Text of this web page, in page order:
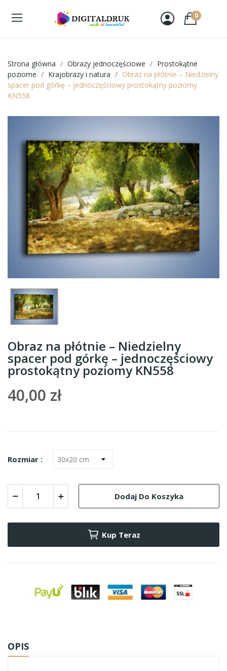
0
Strona główna Obrazy jednoczęściowe
Prostokątne
poziome
Krajobrazy i natura
Obraz na płótnie – Niedzielny
spacer pod górkę – jednoczęściowy prostokątny poziomy
KN558
Obraz na płótnie – Niedzielny
spacer pod górkę – jednoczęściowy
prostokątny poziomy KN558
40,00 zł
Rozmiar :
Dodaj Do Koszyka
Kup Teraz
OPIS